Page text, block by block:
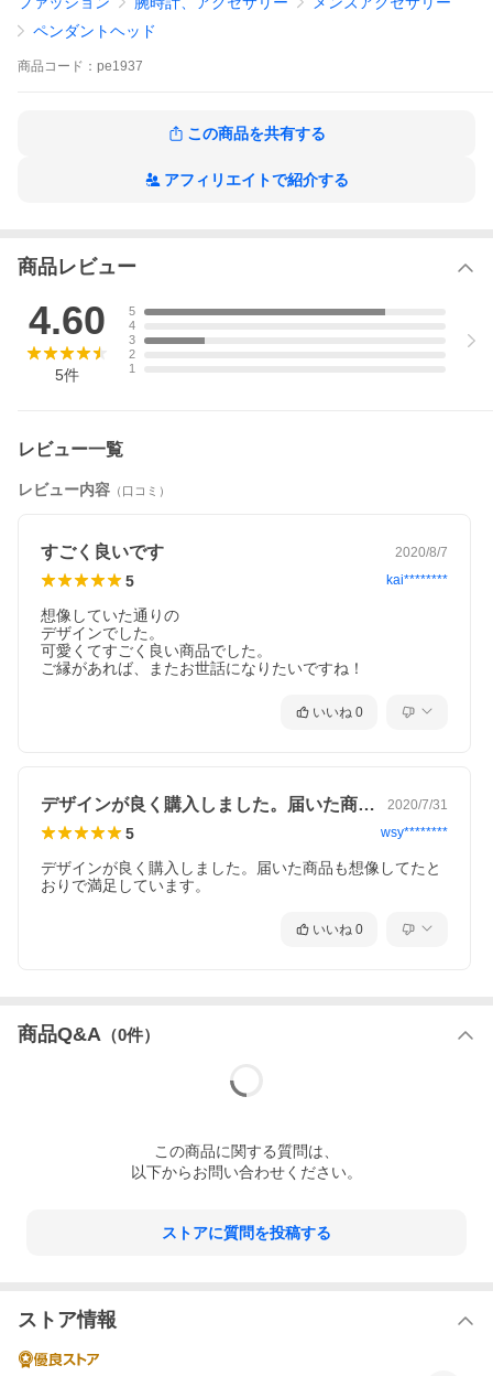
ペンダントヘッド
商品 コード： pe1937
この商品を共有する
アフィリエイトで紹介する
商品レビュー
4.60
5件
5
4
3
2
1
レビュー一覧
レビュー内容 （口コミ）
すごく良いです 2020/8/7
5 kai********
想像していた通りの
デザインでした。
可愛くてすごく良い商品でした。
ご縁があれば、またお世話になりたいですね！
いいね 0
デザインが良く購入しました。届いた商品… 2020/7/31
5 wsy********
デザインが良く購入しました。届いた商品も想像してたと
おりで満足しています。
いいね 0
商品Q&A （0件）
この商品に関する質問は、
以下からお問い合わせください。
ストアに質問を投稿する
ストア情報